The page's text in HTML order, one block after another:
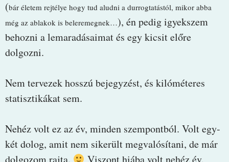
(bár életem rejtélye hogy tud aludni a durrogtatástól, mikor abba
még az ablakok is beleremegnek…), én pedig igyekszem
behozni a lemaradásaimat és egy kicsit előre
dolgozni.
Nem tervezek hosszú bejegyzést, és kilóméteres
statisztikákat sem.
Nehéz volt ez az év, minden szempontból. Volt egy-
két dolog, amit nem sikerült megvalósítani, de már
dolgozom rajta.
Viszont hiába volt nehéz év,